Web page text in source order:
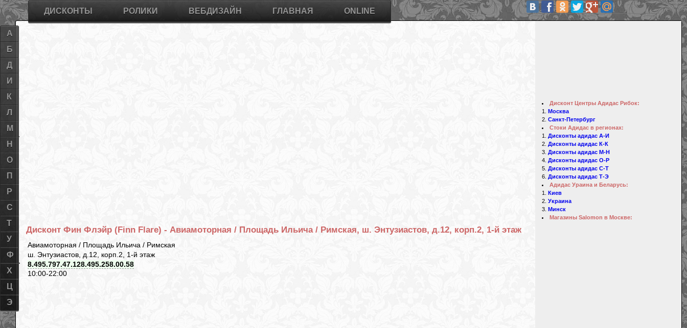
Дисконт Фин Флэйр (Finn Flare) - Авиамоторная / Площадь Ильича / Римская, ш. Энтузиастов, д.12, корп.2, 1-й этаж
Авиамоторная / Площадь Ильича / Римская
ш. Энтузиастов, д.12, корп.2, 1-й этаж
8.495.797.47.128.495.258.00.58
10:00-22:00
Дисконт Центры Адидас Рибок:
Москва
Санкт-Петербург
Стоки Адидас в регионах:
Дисконты адидас А-И
Дисконты адидас К-К
Дисконты адидас М-Н
Дисконты адидас О-Р
Дисконты адидас С-Т
Дисконты адидас Т-Э
Адидас Ураина и Беларусь:
Киев
Украина
Минск
Магазины Salomon в Москве:
ДИСКОНТЫ РОЛИКИ ВЕБДИЗАЙН ГЛАВНАЯ ONLINE
А
Б
Д
И
К
Л
М
Н
О
П
Р
С
Т
У
Ф
Х
Ц
Э